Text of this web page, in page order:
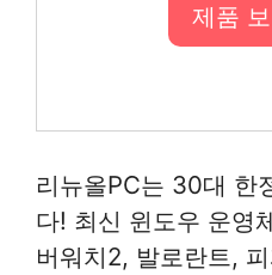
제품
리뉴올PC는 30대 한
다! 최신 윈도우 운영
버워치2, 발로란트,